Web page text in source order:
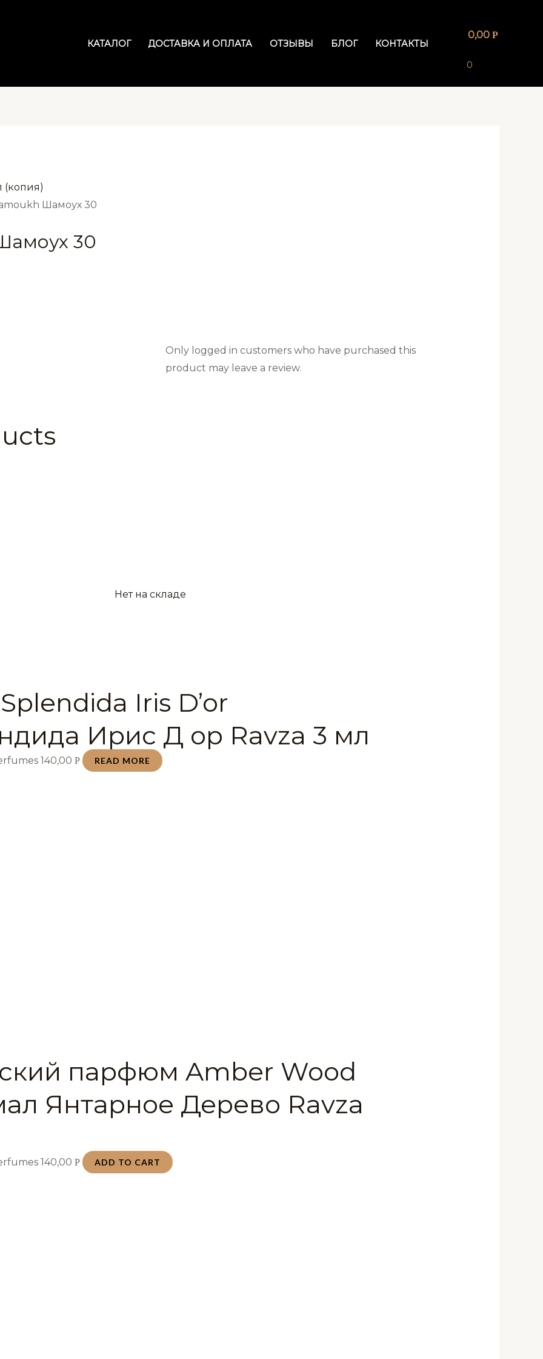
КАТАЛОГ ДОСТАВКА И ОПЛАТА ОТЗЫВЫ БЛОГ КОНТАКТЫ
0,00 Р
0
Шамоух 30
30
Only logged in customers who have purchased this
product may leave a review.
Нет на складе
Iris D’or
Ирис Д ор Ravza 3 мл
140,00Р READ MORE
парфюм Amber Wood
Янтарное Дерево Ravza
140,00Р ADD TO CART